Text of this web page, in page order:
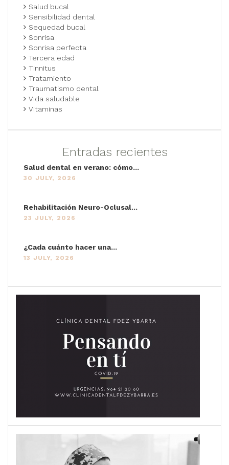
Salud bucal
Sensibilidad dental
Sequedad bucal
Sonrisa
Sonrisa perfecta
Tercera edad
Tinnitus
Tratamiento
Traumatismo dental
Vida saludable
Vitaminas
Entradas recientes
Salud dental en verano: cómo...
30 JULY, 2026
Rehabilitación Neuro-Oclusal...
23 JULY, 2026
¿Cada cuánto hacer una...
13 JULY, 2026